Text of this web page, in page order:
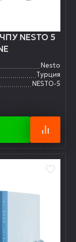
NESTO 5
Nesto
Турция
NESTO-5